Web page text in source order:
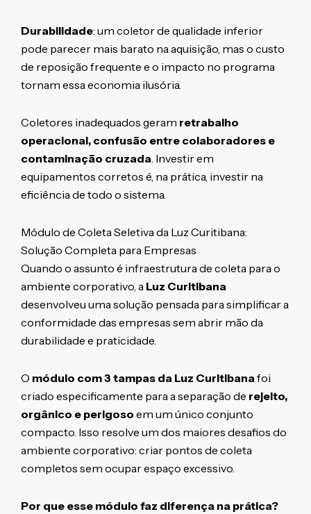
Durabilidade: um coletor de qualidade inferior
pode parecer mais barato na aquisição, mas o custo
de reposição frequente e o impacto no programa
tornam essa economia ilusória.
Coletores inadequados geram retrabalho
operacional, confusão entre colaboradores e
contaminação cruzada . Investir em
equipamentos corretos é, na prática, investir na
eficiência de todo o sistema.
Módulo de Coleta Seletiva da Luz Curitibana:
Solução Completa para Empresas
Quando o assunto é infraestrutura de coleta para o
ambiente corporativo, a Luz Curitibana
desenvolveu uma solução pensada para simplificar a
conformidade das empresas sem abrir mão da
durabilidade e praticidade.
O módulo com 3 tampas da Luz Curitibana foi
criado especificamente para a separação de rejeito,
orgânico e perigoso em um único conjunto
compacto. Isso resolve um dos maiores desafios do
ambiente corporativo: criar pontos de coleta
completos sem ocupar espaço excessivo.
Por que esse módulo faz diferença na prática?